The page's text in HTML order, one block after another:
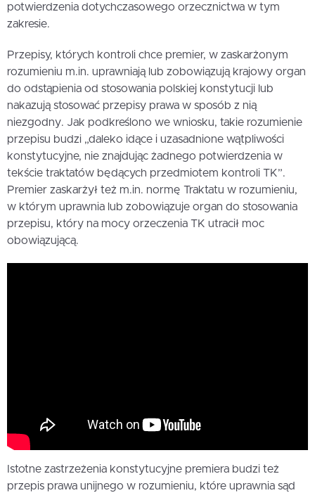
potwierdzenia dotychczasowego orzecznictwa w tym
zakresie.
Przepisy, których kontroli chce premier, w zaskarżonym
rozumieniu m.in. uprawniają lub zobowiązują krajowy organ
do odstąpienia od stosowania polskiej konstytucji lub
nakazują stosować przepisy prawa w sposób z nią
niezgodny. Jak podkreślono we wniosku, takie rozumienie
przepisu budzi „daleko idące i uzasadnione wątpliwości
konstytucyjne, nie znajdując żadnego potwierdzenia w
tekście traktatów będących przedmiotem kontroli TK”.
Premier zaskarżył też m.in. normę Traktatu w rozumieniu,
w którym uprawnia lub zobowiązuje organ do stosowania
przepisu, który na mocy orzeczenia TK utracił moc
obowiązującą.
Istotne zastrzeżenia konstytucyjne premiera budzi też
przepis prawa unijnego w rozumieniu, które uprawnia sąd